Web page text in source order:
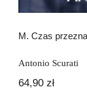
M. Czas
Antonio Scurati
64,90 zł